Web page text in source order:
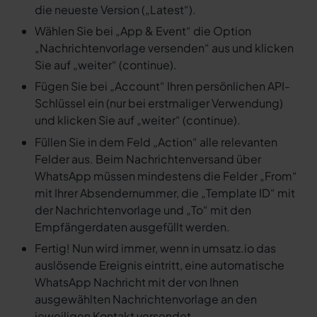
die neueste Version („Latest“).
Wählen Sie bei „App & Event“ die Option
„Nachrichtenvorlage versenden“ aus und klicken
Sie auf „weiter“ (continue).
Fügen Sie bei „Account“ Ihren persönlichen API-
Schlüssel ein (nur bei erstmaliger Verwendung)
und klicken Sie auf „weiter“ (continue).
Füllen Sie in dem Feld „Action“ alle relevanten
Felder aus. Beim Nachrichtenversand über
WhatsApp müssen mindestens die Felder „From“
mit Ihrer Absendernummer, die „Template ID“ mit
der Nachrichtenvorlage und „To“ mit den
Empfängerdaten ausgefüllt werden.
Fertig! Nun wird immer, wenn in umsatz.io das
auslösende Ereignis eintritt, eine automatische
WhatsApp Nachricht mit der von Ihnen
ausgewählten Nachrichtenvorlage an den